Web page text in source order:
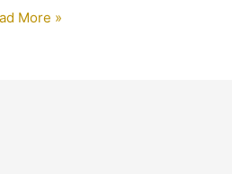
More »